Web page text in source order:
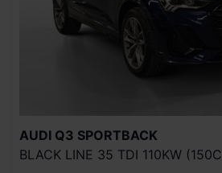
AUDI Q3 SPORTBACK